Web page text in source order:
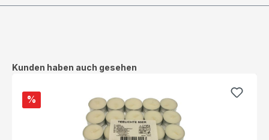
Produktgalerie überspringen
Kunden haben auch gesehen
%